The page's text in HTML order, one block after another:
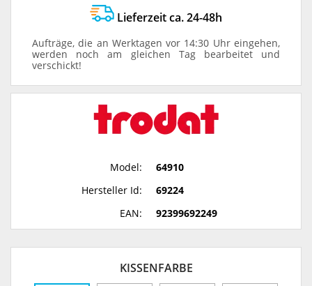
Lieferzeit ca. 24-48h
Aufträge, die an Werktagen vor 14:30 Uhr eingehen,
werden noch am gleichen Tag bearbeitet und
verschickt!
Model:
64910
Hersteller Id:
69224
EAN:
92399692249
KISSENFARBE